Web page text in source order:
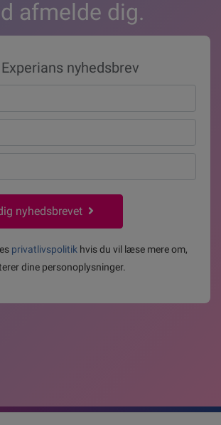
afmelde dig.
nyhedsbrev
nyhedsbrevet
privatlivspolitik hvis du vil læse mere om,
dine personoplysninger.